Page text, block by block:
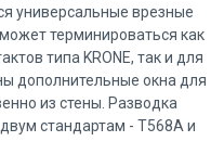
универсальные врезные
терминироваться как
типа KRONE, так и для
дополнительные окна для
из стены. Разводка
стандартам - Т568А и